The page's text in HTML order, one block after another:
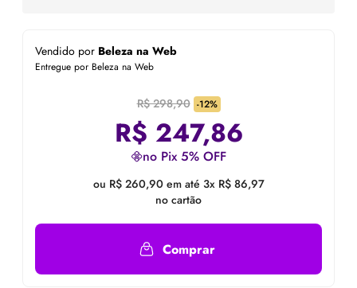
Vendido por Beleza na Web
Entregue por Beleza na Web
R$ 298,90 -12%
R$ 247,86
no Pix 5% OFF
ou R$ 260,90 em até 3x R$ 86,97
no cartão
Comprar